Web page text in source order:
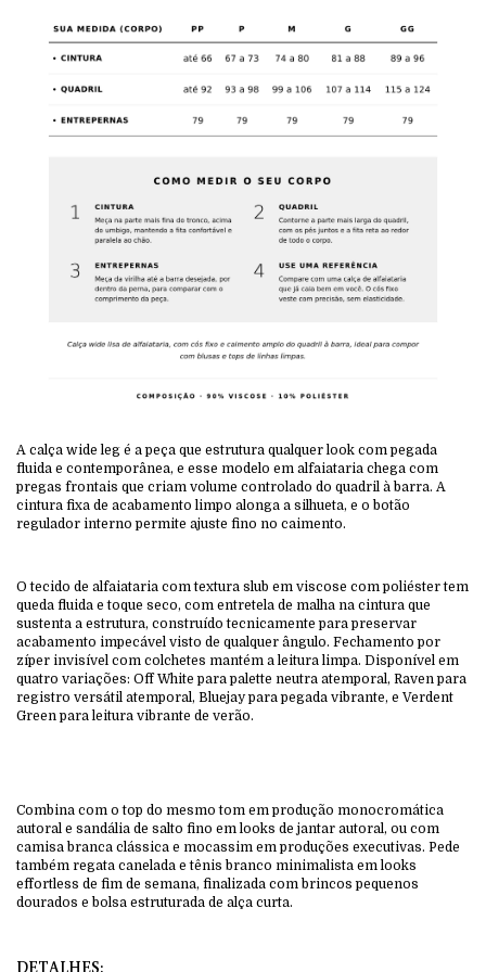
A calça wide leg é a peça que estrutura qualquer look com pegada
fluida e contemporânea, e esse modelo em alfaiataria chega com
pregas frontais que criam volume controlado do quadril à barra. A
cintura fixa de acabamento limpo alonga a silhueta, e o botão
regulador interno permite ajuste fino no caimento.
O tecido de alfaiataria com textura slub em viscose com poliéster tem
queda fluida e toque seco, com entretela de malha na cintura que
sustenta a estrutura, construído tecnicamente para preservar
acabamento impecável visto de qualquer ângulo. Fechamento por
zíper invisível com colchetes mantém a leitura limpa. Disponível em
quatro variações: Off White para palette neutra atemporal, Raven para
registro versátil atemporal, Bluejay para pegada vibrante, e Verdent
Green para leitura vibrante de verão.
Combina com o top do mesmo tom em produção monocromática
autoral e sandália de salto fino em looks de jantar autoral, ou com
camisa branca clássica e mocassim em produções executivas. Pede
também regata canelada e tênis branco minimalista em looks
effortless de fim de semana, finalizada com brincos pequenos
dourados e bolsa estruturada de alça curta.
DETALHES: